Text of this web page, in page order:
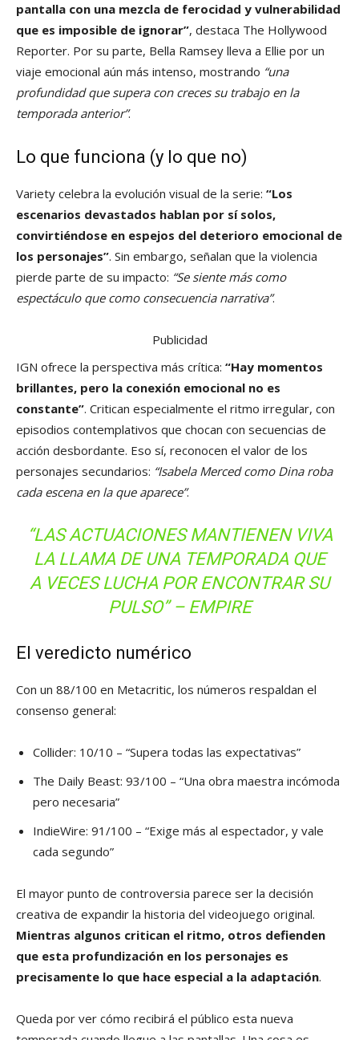
pantalla con una mezcla de ferocidad y vulnerabilidad
que es imposible de ignorar”, destaca The Hollywood
Reporter. Por su parte, Bella Ramsey lleva a Ellie por un
viaje emocional aún más intenso, mostrando “una
profundidad que supera con creces su trabajo en la
temporada anterior”.
Lo que funciona (y lo que no)
Variety celebra la evolución visual de la serie: “Los
escenarios devastados hablan por sí solos,
convirtiéndose en espejos del deterioro emocional de
los personajes”. Sin embargo, señalan que la violencia
pierde parte de su impacto: “Se siente más como
espectáculo que como consecuencia narrativa”.
Publicidad
IGN ofrece la perspectiva más crítica: “Hay momentos
brillantes, pero la conexión emocional no es
constante”. Critican especialmente el ritmo irregular, con
episodios contemplativos que chocan con secuencias de
acción desbordante. Eso sí, reconocen el valor de los
personajes secundarios: “Isabela Merced como Dina roba
cada escena en la que aparece”.
“LAS ACTUACIONES MANTIENEN VIVA
LA LLAMA DE UNA TEMPORADA QUE
A VECES LUCHA POR ENCONTRAR SU
PULSO” – EMPIRE
El veredicto numérico
Con un 88/100 en Metacritic, los números respaldan el
consenso general:
Collider: 10/10 – “Supera todas las expectativas”
The Daily Beast: 93/100 – “Una obra maestra incómoda
pero necesaria”
IndieWire: 91/100 – “Exige más al espectador, y vale
cada segundo”
El mayor punto de controversia parece ser la decisión
creativa de expandir la historia del videojuego original.
Mientras algunos critican el ritmo, otros defienden
que esta profundización en los personajes es
precisamente lo que hace especial a la adaptación.
Queda por ver cómo recibirá el público esta nueva